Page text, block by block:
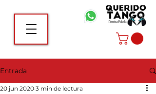
Entrada
20 jun 2020 3 min de lectura